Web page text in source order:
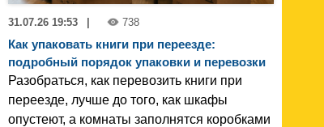
31.07.26 19:53 | 738
Как упаковать книги при переезде:
подробный порядок упаковки и перевозки
Разобраться, как перевозить книги при
переезде, лучше до того, как шкафы
опустеют, а комнаты заполнятся коробками